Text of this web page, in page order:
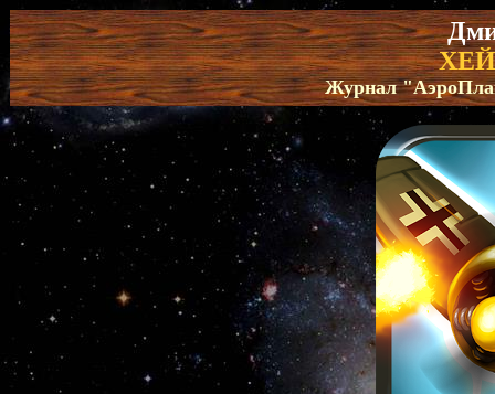
Журнал